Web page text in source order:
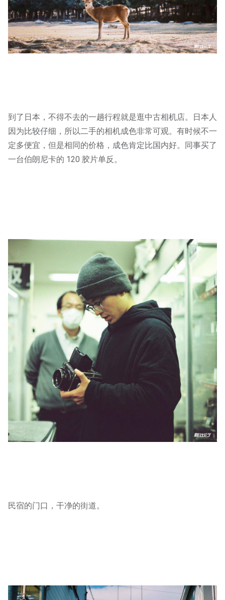
到了日本，不得不去的一趟行程就是逛中古相机店。日本人
因为比较仔细，所以二手的相机成色非常可观。有时候不一
定多便宜，但是相同的价格，成色肯定比国内好。同事买了
一台伯朗尼卡的 120 胶片单反。
民宿的门口，干净的街道。